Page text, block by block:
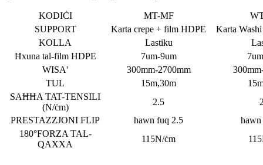
KODIĊI MT-MF
SUPPORT
Karta crepe + film HDPE
Karta
KOLLA
Lastiku
Ħxuna tal-film HDPE
7um-9um
WISA'
300mm-2700mm
TUL
15m,30m
SAĦĦA TAT-TENSILI
(N/ċm)
2.5
PRESTAZZJONI FLIP
hawn fuq 2.5
180°FORZA TAL-
QAXXA
115N/ċm